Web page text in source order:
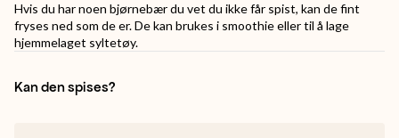
Hvis du har noen bjørnebær du vet du ikke får spist, kan de fint
fryses ned som de er. De kan brukes i smoothie eller til å lage
hjemmelaget syltetøy.
Kan den spises?